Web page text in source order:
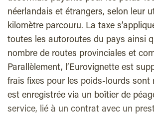
néerlandais et étrangers, selon leur
kilomètre parcouru. La taxe
toutes les autoroutes du pays ainsi
nombre de routes provinciales et
Parallèlement, l’Eurovignette est
frais fixes pour les poids-lourds sont
est enregistrée via un boîtier de
service, lié à un contrat avec un